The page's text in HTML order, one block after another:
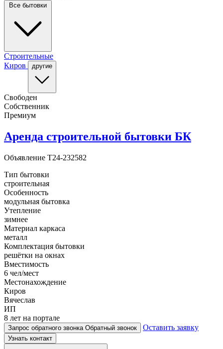
Все бытовки
Строительные
Киров
другие
Свободен
Собственник
Премиум
Аренда строительной бытовки БК
Объявление T24-232582
Тип бытовки
строительная
Особенность
модульная бытовка
Утепление
зимнее
Материал каркаса
металл
Комплектация бытовки
решётки на окнах
Вместимость
6 чел/мест
Местонахождение
Киров
Вячеслав
ИП
8 лет на портале
Запрос обратного звонка Обратный звонок Оставить заявку
Узнать контакт